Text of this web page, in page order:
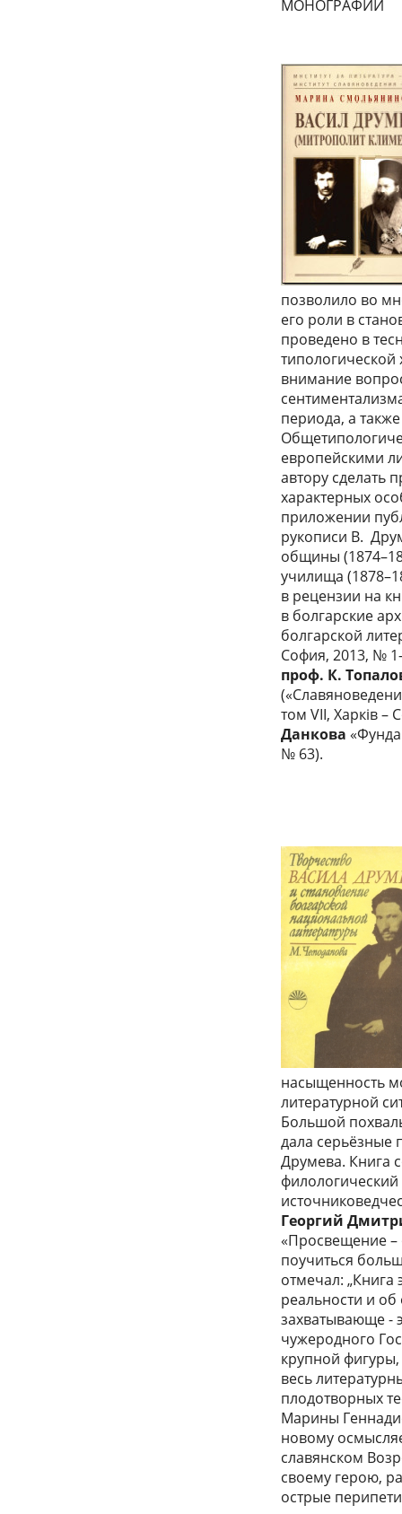
МОНОГРАФИИ
позволило во
его роли в
проведено в
типологической
внимание
периода, а
европейскими
автору сделать
характерных
приложении
рукописи В.
общины
училища
в рецензии на
в болгарские
болгарской
София, 2013, №
проф. К.
том VII, Харкiв –
Данкова
№ 63).
насыщенность
литературной
Большой
дала серьёзные
Друмева. Книга
Георгий
«Просвещение –
поучиться
отмечал: „Книга
реальности и
захватывающе -
чужеродного
крупной
весь
плодотворных
Марины
новому
славянском
своему герою,
острые